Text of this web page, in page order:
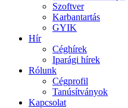
Szoftver
Karbantartás
GYIK
Hír
Céghírek
Iparági hírek
Rólunk
Cégprofil
Tanúsítványok
Kapcsolat